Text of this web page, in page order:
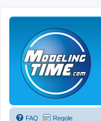
FAQ Regole